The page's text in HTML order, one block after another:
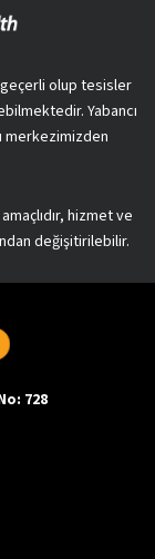
geçerli olup tesisler
Yabancı
merkezimizden
hizmet ve
değişitirilebilir.
728